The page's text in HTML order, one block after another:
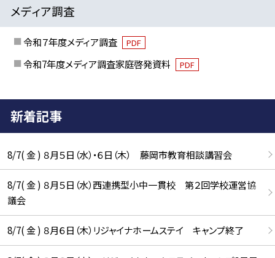
メディア調査
令和７年度メディア調査 PDF
令和7年度メディア調査家庭啓発資料 PDF
新着記事
8/7( 金 ) ８月５日（水）・６日（木） 藤岡市教育相談講習会
8/7( 金 ) ８月５日（水）西連携型小中一貫校 第２回学校運営協
議会
8/7( 金 ) ８月６日（木）リジャイナホームステイ キャンプ終了